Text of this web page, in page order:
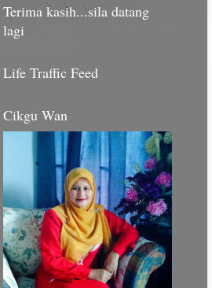
Terima kasih...sila datang
lagi
Life Traffic Feed
Cikgu Wan